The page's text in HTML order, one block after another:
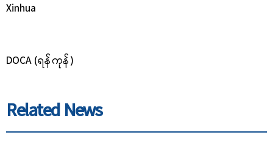
Xinhua
DOCA (ရန်ကုန်)
Related News